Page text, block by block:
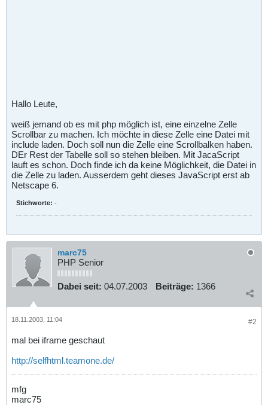
Hallo Leute,
weiß jemand ob es mit php möglich ist, eine einzelne Zelle
Scrollbar zu machen. Ich möchte in diese Zelle eine Datei mit
include laden. Doch soll nun die Zelle eine Scrollbalken haben.
DEr Rest der Tabelle soll so stehen bleiben. Mit JacaScript
lauft es schon. Doch finde ich da keine Möglichkeit, die Datei in
die Zelle zu laden. Ausserdem geht dieses JavaScript erst ab
Netscape 6.
Stichworte: -
marc75
PHP Senior
Dabei seit: 04.07.2003 Beiträge: 1366
#2
18.11.2003, 11:04
mal bei iframe geschaut
http://selfhtml.teamone.de/
mfg
marc75